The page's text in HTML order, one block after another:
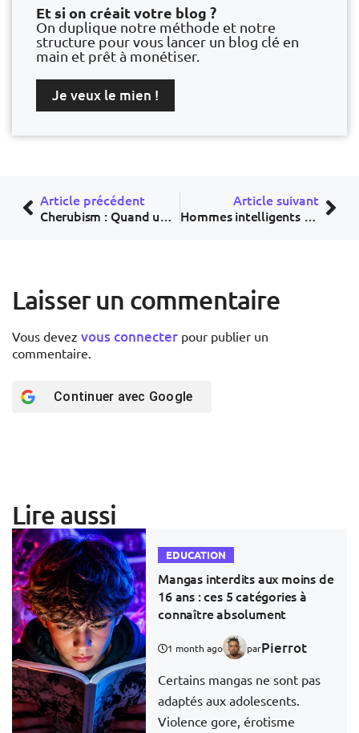
Et si on créait votre blog ?
On duplique notre méthode et notre
structure pour vous lancer un blog clé en
main et prêt à monétiser.
Je veux le mien !
Article précédent
Cherubism : Quand une différence devient une force militante
Article suivant
Hommes intelligents : pourquoi l’amour est-il si compliqué ?
Laisser un commentaire
Vous devez vous connecter pour publier un
commentaire.
Continuer avec Google
Lire aussi
EDUCATION
Mangas interdits aux moins de
16 ans : ces 5 catégories à
connaître absolument
1 month ago parPierrot
Certains mangas ne sont pas
adaptés aux adolescents.
Violence gore, érotisme